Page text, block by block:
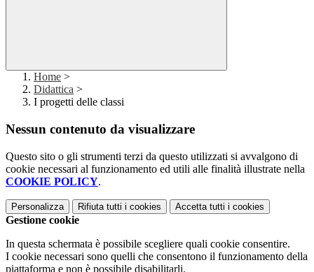
Home >
Didattica >
I progetti delle classi
Nessun contenuto da visualizzare
Questo sito o gli strumenti terzi da questo utilizzati si avvalgono di
cookie necessari al funzionamento ed utili alle finalità illustrate nella
COOKIE POLICY.
Personalizza Rifiuta tutti i cookies Accetta tutti i cookies
Gestione cookie
In questa schermata è possibile scegliere quali cookie consentire.
I cookie necessari sono quelli che consentono il funzionamento della
piattaforma e non è possibile disabilitarli.